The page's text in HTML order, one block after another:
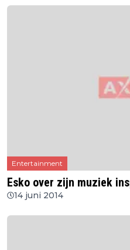
Entertainment
Esko over zijn muziek
14 juni 2014